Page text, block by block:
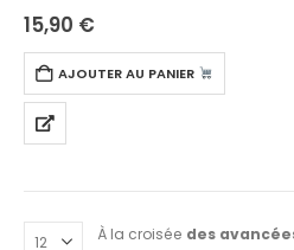
est un logiciel de diagnostic
avancé utilisé par les
professionnels de…
15,90 €
AJOUTER AU PANIER
À la croisée des